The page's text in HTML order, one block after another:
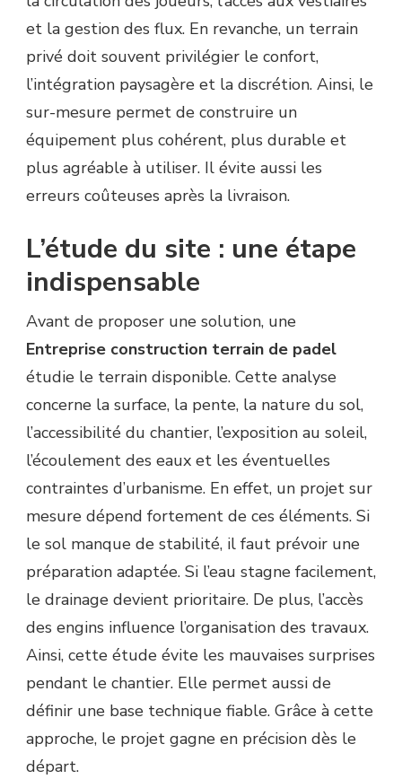
et la gestion des flux. En revanche, un terrain
privé doit souvent privilégier le confort,
l’intégration paysagère et la discrétion. Ainsi, le
sur-mesure permet de construire un
équipement plus cohérent, plus durable et
plus agréable à utiliser. Il évite aussi les
erreurs coûteuses après la livraison.
L’étude du site : une étape
indispensable
Avant de proposer une solution, une
Entreprise construction terrain de padel
étudie le terrain disponible. Cette analyse
concerne la surface, la pente, la nature du sol,
l’accessibilité du chantier, l’exposition au soleil,
l’écoulement des eaux et les éventuelles
contraintes d’urbanisme. En effet, un projet sur
mesure dépend fortement de ces éléments. Si
le sol manque de stabilité, il faut prévoir une
préparation adaptée. Si l’eau stagne facilement,
le drainage devient prioritaire. De plus, l’accès
des engins influence l’organisation des travaux.
Ainsi, cette étude évite les mauvaises surprises
pendant le chantier. Elle permet aussi de
définir une base technique fiable. Grâce à cette
approche, le projet gagne en précision dès le
départ.